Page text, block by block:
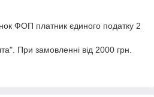
ФОП платник єдиного податку 2
При замовленні від 2000 грн.